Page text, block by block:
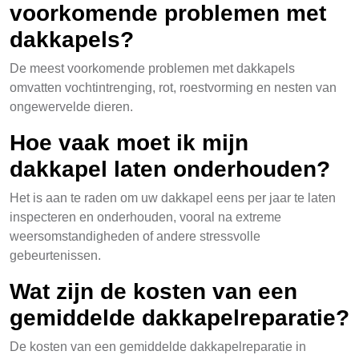
voorkomende problemen met
dakkapels?
De meest voorkomende problemen met dakkapels
omvatten vochtintrenging, rot, roestvorming en nesten van
ongewervelde dieren.
Hoe vaak moet ik mijn
dakkapel laten onderhouden?
Het is aan te raden om uw dakkapel eens per jaar te laten
inspecteren en onderhouden, vooral na extreme
weersomstandigheden of andere stressvolle
gebeurtenissen.
Wat zijn de kosten van een
gemiddelde dakkapelreparatie?
De kosten van een gemiddelde dakkapelreparatie in